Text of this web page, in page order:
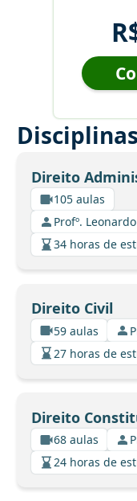
Disciplinas
Direito
105 aulas
Profº.
34 horas de
Direito Civil
59 aulas
27 horas de
Direito
68 aulas
24 horas de